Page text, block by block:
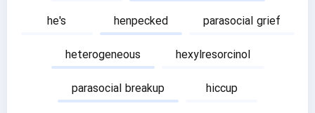
he's
henpecked
parasocial grief
heterogeneous
hexylresorcinol
parasocial breakup
hiccup